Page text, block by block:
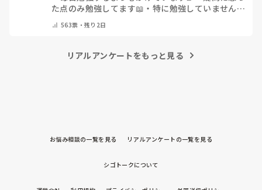
た点のみ勉強してます📖 ・ 特に勉強していません・
563票・残り2日
リアルアンケートをもっと見る
お悩み相談の一覧を見る リアルアンケートの一覧を見る
シゴトークについて